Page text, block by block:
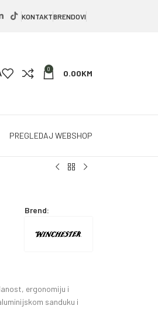
KONTAKTBRENDOVI
0 0.00KM
PREGLEDAJ WEBSHOP
Brend:
ergonomiju i
sanduku i